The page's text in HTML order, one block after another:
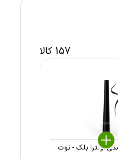
157 کالا
اولترا بلک - نوت